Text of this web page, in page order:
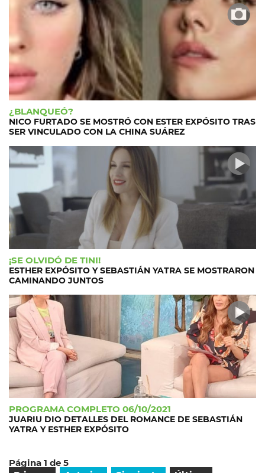
¿BLANQUEÓ?
NICO FURTADO SE MOSTRÓ CON ESTER EXPÓSITO TRAS
SER VINCULADO CON LA CHINA SUÁREZ
¡SE OLVIDÓ DE TINI!
ESTHER EXPÓSITO Y SEBASTIÁN YATRA SE MOSTRARON
CAMINANDO JUNTOS
PROGRAMA COMPLETO 06/10/2021
JUARIU DIO DETALLES DEL ROMANCE DE SEBASTIÁN
YATRA Y ESTHER EXPÓSITO
Página 1 de 5